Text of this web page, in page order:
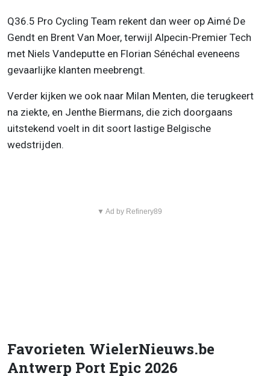
Q36.5 Pro Cycling Team rekent dan weer op Aimé De
Gendt en Brent Van Moer, terwijl Alpecin-Premier Tech
met Niels Vandeputte en Florian Sénéchal eveneens
gevaarlijke klanten meebrengt.
Verder kijken we ook naar Milan Menten, die terugkeert
na ziekte, en Jenthe Biermans, die zich doorgaans
uitstekend voelt in dit soort lastige Belgische
wedstrijden.
▼ Ad by Refinery89
Favorieten WielerNieuws.be
Antwerp Port Epic 2026